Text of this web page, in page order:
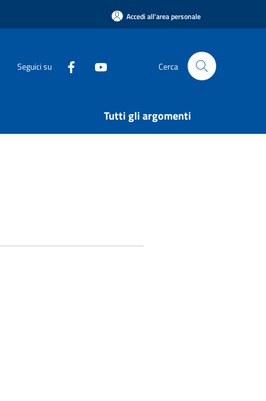
Accedi all'area personale
Seguici su Cerca
Tutti gli argomenti